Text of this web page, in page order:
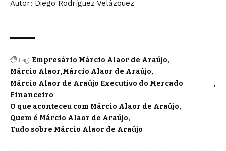
Autor: Diego Rodríguez Velázquez
Tag: Empresário Márcio Alaor de Araújo
Márcio Alaor Márcio Alaor de Araújo
Márcio Alaor de Araújo Executivo do Mercado
Financeiro
O que aconteceu com Márcio Alaor de Araújo
Quem é Márcio Alaor de Araújo
Tudo sobre Márcio Alaor de Araújo